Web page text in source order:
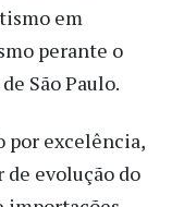
em
perante o
São Paulo.
por excelência,
evolução do